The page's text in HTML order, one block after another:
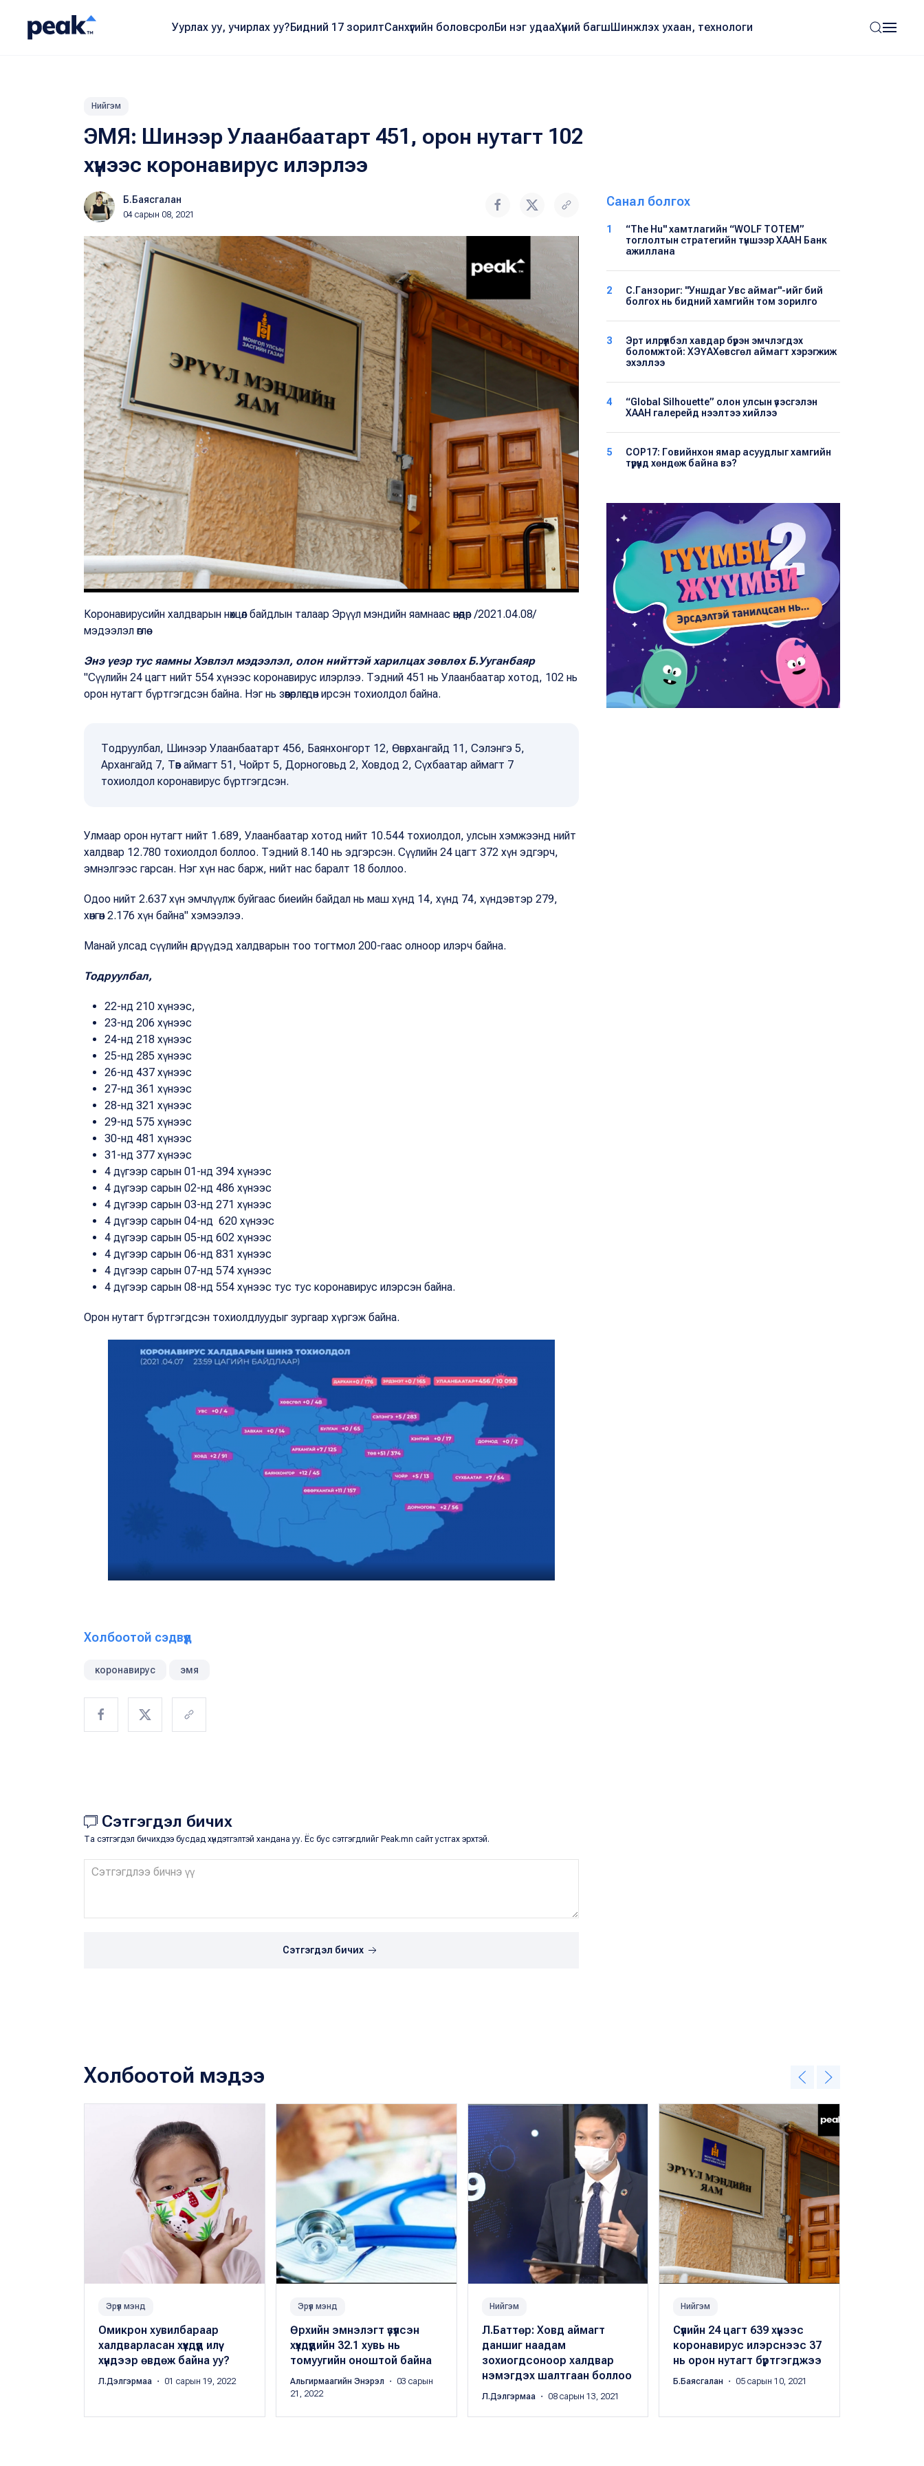
Уурлах уу, учирлах уу?Бидний 17 зорилтСанхүүгийн боловсролБи нэг удааХүний багшШинжлэх ухаан, технологи
Нийгэм
ЭМЯ: Шинээр Улаанбаатарт 451, орон нутагт 102
хүнээс коронавирус илэрлээ
Б.Баясгалан
04 сарын 08, 2021
Коронавирусийн халдварын нөхцөл байдлын талаар Эрүүл мэндийн яамнаас өнөөдөр /2021.04.08/
мэдээлэл өглөө.
Энэ үеэр тус яамны Хэвлэл мэдээлэл, олон нийттэй харилцах зөвлөх Б.Ууганбаяр
"Сүүлийн 24 цагт нийт 554 хүнээс коронавирус илэрлээ. Тэдний 451 нь Улаанбаатар хотод, 102 нь
орон нутагт бүртгэгдсэн байна. Нэг нь зөөвөрлөгдөн ирсэн тохиолдол байна.
Тодруулбал, Шинээр Улаанбаатарт 456, Баянхонгорт 12, Өвөрхангайд 11, Сэлэнгэ 5,
Архангайд 7, Төв аймагт 51, Чойрт 5, Дорноговьд 2, Ховдод 2, Сүхбаатар аймагт 7
тохиолдол коронавирус бүртгэгдсэн.
Улмаар орон нутагт нийт 1.689, Улаанбаатар хотод нийт 10.544 тохиолдол, улсын хэмжээнд нийт
халдвар 12.780 тохиолдол боллоо. Тэдний 8.140 нь эдгэрсэн. Сүүлийн 24 цагт 372 хүн эдгэрч,
эмнэлгээс гарсан. Нэг хүн нас барж, нийт нас баралт 18 боллоо.
Одоо нийт 2.637 хүн эмчлүүлж буйгаас биеийн байдал нь маш хүнд 14, хүнд 74, хүндэвтэр 279,
хөнгөн 2.176 хүн байна" хэмээлээ.
Манай улсад сүүлийн өдрүүдэд халдварын тоо тогтмол 200-гаас олноор илэрч байна.
Тодруулбал,
22-нд 210 хүнээс,
23-нд 206 хүнээс
24-нд 218 хүнээс
25-нд 285 хүнээс
26-нд 437 хүнээс
27-нд 361 хүнээс
28-нд 321 хүнээс
29-нд 575 хүнээс
30-нд 481 хүнээс
31-нд 377 хүнээс
4 дүгээр сарын 01-нд 394 хүнээс
4 дүгээр сарын 02-нд 486 хүнээс
4 дүгээр сарын 03-нд 271 хүнээс
4 дүгээр сарын 04-нд 620 хүнээс
4 дүгээр сарын 05-нд 602 хүнээс
4 дүгээр сарын 06-нд 831 хүнээс
4 дүгээр сарын 07-нд 574 хүнээс
4 дүгээр сарын 08-нд 554 хүнээс тус тус коронавирус илэрсэн байна.
Орон нутагт бүртгэгдсэн тохиолдлуудыг зургаар хүргэж байна.
Холбоотой сэдвүүд
коронавирус эмя
Сэтгэгдэл бичих
Та сэтгэгдэл бичихдээ бусдад хүндэтгэлтэй хандана уу. Ёс бус сэтгэгдлийг Peak.mn сайт устгах эрхтэй.
Сэтгэгдэл бичих
Санал болгох
1
“The Hu" хамтлагийн “WOLF TOTEM”
тоглолтын стратегийн түншээр ХААН Банк
ажиллана
2
С.Ганзориг: "Уншдаг Увс аймаг"-ийг бий
болгох нь бидний хамгийн том зорилго
3
Эрт илрүүлбэл хавдар бүрэн эмчлэгдэх
боломжтой: ХЭҮА​Хөвсгөл аймагт хэрэгжиж
эхэллээ
4
“Global Silhouette” олон улсын үзэсгэлэн
ХААН галерейд нээлтээ хийлээ
5
COP17: Говийнхон ямар асуудлыг хамгийн
түрүүнд хөндөж байна вэ?
Холбоотой мэдээ
Эрүүл мэнд
Омикрон хувилбараар
халдварласан хүүхдүүд илүү
хүндээр өвдөж байна уу?
Л.Дэлгэрмаа ・ 01 сарын 19, 2022
Эрүүл мэнд
Өрхийн эмнэлэгт үзүүлсэн
хүүхдүүдийн 32.1 хувь нь
томуугийн оноштой байна
Альгирмаагийн Энэрэл
・ 03 сарын
21, 2022
Нийгэм
Л.Баттөр: Ховд аймагт
даншиг наадам
зохиогдсоноор халдвар
нэмэгдэх шалтгаан боллоо
Л.Дэлгэрмаа ・ 08 сарын 13, 2021
Нийгэм
Сүүлийн 24 цагт 639 хүнээс
коронавирус илэрснээс 37
нь орон нутагт бүртгэгджээ
Б.Баясгалан ・ 05 сарын 10, 2021